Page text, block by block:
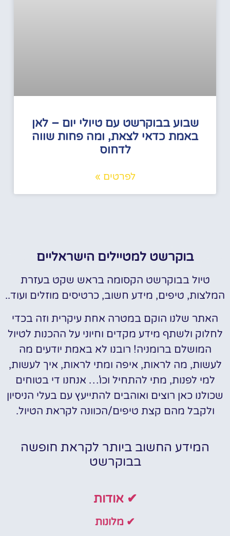
שבוע בבוקרשט עם טיולי יום – לאן
באמת כדאי לצאת, ומה פחות שווה
לדחוס
לפרטים »
בוקרשט למטיילים הישראליים
טיול בבוקרשט הקסומה בראש שקט בעזרת
המלצות, טיפים, מידע חשוב, כרטיסים מוזלים ועוד..
האתר שלנו הוקם במטרה אחת עיקרית וזה בכדי
לחלוק ולשתף מידע מקדים וחיוני על ההכנות לטיול
המושלם ברומניה! רובנו לא באמת יודעים מה
לעשות, מה לראות, איפה ומתי לראות, איך לעשות,
למי לפנות, מתי להתחיל וכו'… אנחנו די בטוחים
שכולנו כאן רוצים ואוהבים להתייעץ עם בעלי הניסיון
ולקבל מהם קצת טיפים/הכוונה לקראת הטיול.
המידע החשוב ביותר לקראת חופשה
בבוקרשט
✔ אודות
✔ מלונות